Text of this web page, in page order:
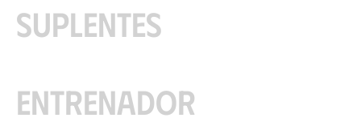
Suplentes
Entrenador